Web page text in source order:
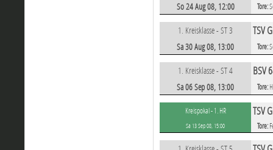
So 24 Aug 08, 12:00 Tore:
1. Kreisklasse - ST 3 TSV
Sa 30 Aug 08, 13:00 Tore:
1. Kreisklasse - ST 4 BSV
Sa 06 Sep 08, 13:00 Tore:
Kreispokal - 1. HR TSV
Sa 13 Sep 08, 15:00 Tore: